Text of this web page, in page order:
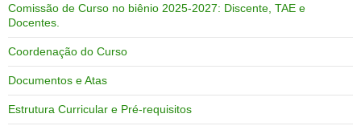
Comissão de Curso no biênio 2025-2027: Discente, TAE e
Docentes.
Coordenação do Curso
Documentos e Atas
Estrutura Curricular e Pré-requisitos